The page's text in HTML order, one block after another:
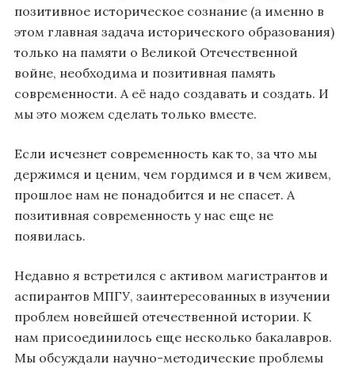
позитивное историческое сознание (а именно в
этом главная задача исторического образования)
только на памяти о Великой Отечественной
войне, необходима и позитивная память
современности. А её надо создавать и создать. И
мы это можем сделать только вместе.
Если исчезнет современность как то, за что мы
держимся и ценим, чем гордимся и в чем живем,
прошлое нам не понадобится и не спасет. А
позитивная современность у нас еще не
появилась.
Недавно я встретился с активом магистрантов и
аспирантов МПГУ, заинтересованных в изучении
проблем новейшей отечественной истории. К
нам присоединилось еще несколько бакалавров.
Мы обсуждали научно-методические проблемы